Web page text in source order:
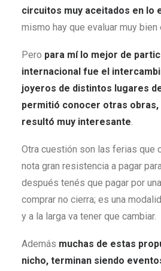
circuitos muy aceitados en lo
mismo hay que evaluar muy
Pero para mí lo mejor de
internacional fue el
joyeros de distintos lugares
permitió conocer otras obras,
resultó muy interesante.
Otra cuestión son las ferias que
nota gran resistencia a pagar
después tenés que pagar por
comprar no cierra; es una
y a la larga va tener que cambiar.
Además muchas de estas
nicho, terminan siendo